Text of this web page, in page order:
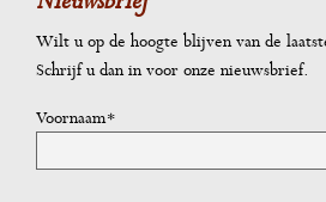
Wilt u op de hoogte blijven van de
Schrijf u dan in voor onze nieuwsbrief.
Voornaam*